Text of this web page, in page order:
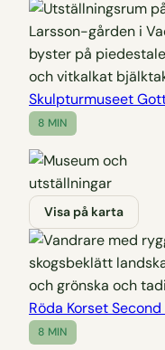
Skulpturmuseet
8 MIN
Visa på karta
Röda Korset
8 MIN